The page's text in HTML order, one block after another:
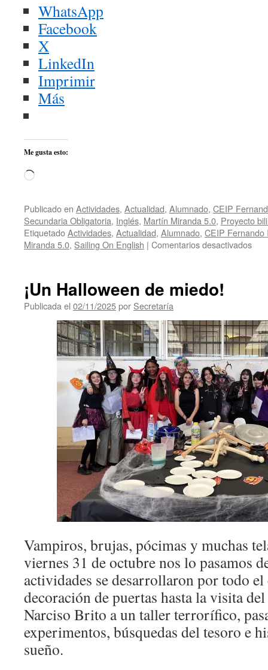
WhatsApp
Facebook
X
LinkedIn
Imprimir
Más
Me gusta esto:
Cargando...
Publicado en Actividades, Actualidad, Alumnado, CEIP
Secundaria Obligatoria, Inglés, Martín Miranda 5.0, Proyecto
EtiquetadoActividades, Actualidad, Alumnado, CEIP Fernando
Miranda 5.0, Sailing On English | Comentarios desactivadosen
del
III,
El
del
¡Un Halloween de miedo!
Publicada el 02/11/2025por Secretaría
Vampiros, brujas, pócimas y muchas
viernes 31 de octubre nos lo pasamos
actividades se desarrollaron por todo el
decoración de puertas hasta la visita
Narciso Brito a un taller terrorífico,
experimentos, búsquedas del tesoro e
sueño.